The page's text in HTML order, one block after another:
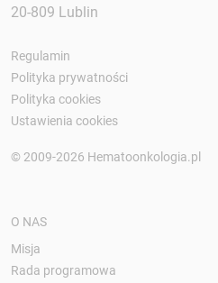
20-809 Lublin
Regulamin
Polityka prywatności
Polityka cookies
Ustawienia cookies
© 2009-2026 Hematoonkologia.pl
O NAS
Misja
Rada programowa